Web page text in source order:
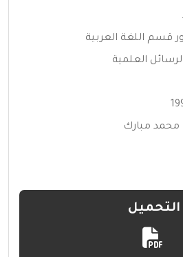
قسم اللغة العربية
العلمية
محمد مبارك
التحميل